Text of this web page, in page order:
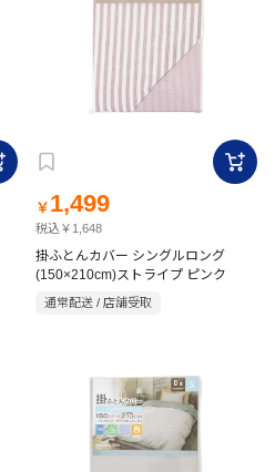
￥ 1,499
税込￥1,648
掛ふとんカバー シングルロング
(150×210cm)ストライプ ピンク
通常配送 / 店舗受取